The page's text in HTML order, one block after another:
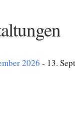
2026 - 13.